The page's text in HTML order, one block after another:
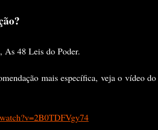
As 48 Leis do Poder.
mais específica, veja o vídeo